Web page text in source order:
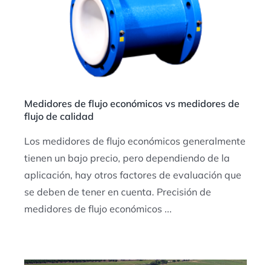
Medidores de flujo económicos vs medidores de
flujo de calidad
Los medidores de flujo económicos generalmente
tienen un bajo precio, pero dependiendo de la
aplicación, hay otros factores de evaluación que
se deben de tener en cuenta. Precisión de
medidores de flujo económicos ...